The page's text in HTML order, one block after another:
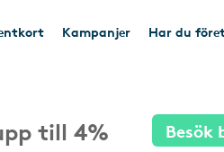
Kampanjer Har du
till 4% Besök